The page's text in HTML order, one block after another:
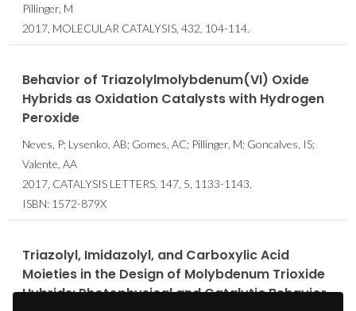
Pillinger, M
2017, MOLECULAR CATALYSIS, 432, 104-114.
Behavior of Triazolylmolybdenum(VI) Oxide
Hybrids as Oxidation Catalysts with Hydrogen
Peroxide
Neves, P; Lysenko, AB; Gomes, AC; Pillinger, M; Goncalves, IS;
Valente, AA
2017, CATALYSIS LETTERS, 147, 5, 1133-1143.
ISBN: 1572-879X
Triazolyl, Imidazolyl, and Carboxylic Acid
Moieties in the Design of Molybdenum Trioxide
Hybrids: Photophysical and Catalytic Behavior